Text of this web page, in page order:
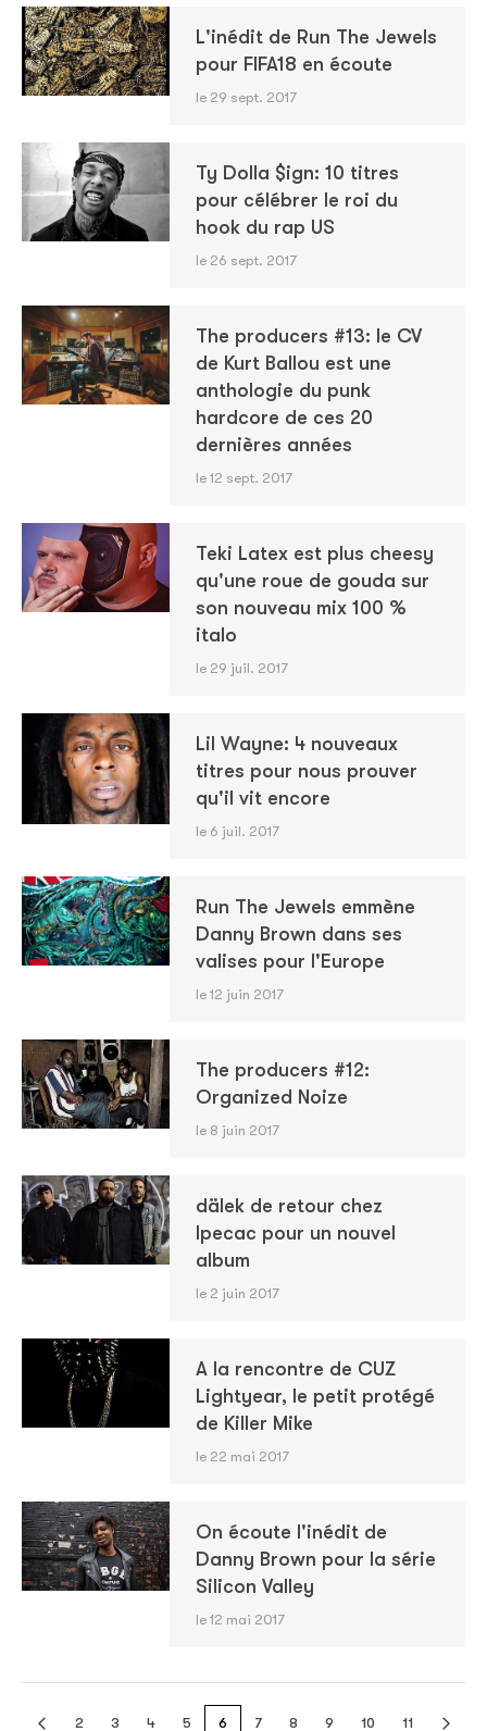
L'inédit de Run The Jewels
pour FIFA18 en écoute
le 29 sept. 2017
Ty Dolla $ign: 10 titres
pour célébrer le roi du
hook du rap US
le 26 sept. 2017
The producers #13: le CV
de Kurt Ballou est une
anthologie du punk
hardcore de ces 20
dernières années
le 12 sept. 2017
Teki Latex est plus cheesy
qu'une roue de gouda sur
son nouveau mix 100 %
italo
le 29 juil. 2017
Lil Wayne: 4 nouveaux
titres pour nous prouver
qu'il vit encore
le 6 juil. 2017
Run The Jewels emmène
Danny Brown dans ses
valises pour l'Europe
le 12 juin 2017
The producers #12:
Organized Noize
le 8 juin 2017
dälek de retour chez
Ipecac pour un nouvel
album
le 2 juin 2017
A la rencontre de CUZ
Lightyear, le petit protégé
de Killer Mike
le 22 mai 2017
On écoute l'inédit de
Danny Brown pour la série
Silicon Valley
le 12 mai 2017
2 3 4 5 6 7 8 9 10 11